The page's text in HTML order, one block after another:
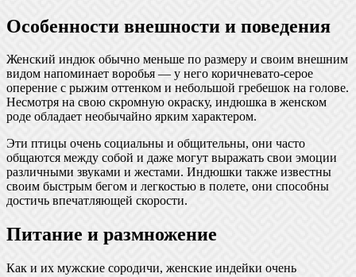
Особенности внешности и поведения
Женский индюк обычно меньше по размеру и своим внешним
видом напоминает воробья — у него коричневато-серое
оперение с рыжим оттенком и небольшой гребешок на голове.
Несмотря на свою скромную окраску, индюшка в женском
роде обладает необычайно ярким характером.
Эти птицы очень социальны и общительны, они часто
общаются между собой и даже могут выражать свои эмоции
различными звуками и жестами. Индюшки также известны
своим быстрым бегом и легкостью в полете, они способны
достичь впечатляющей скорости.
Питание и размножение
Как и их мужские сородичи, женские индейки очень